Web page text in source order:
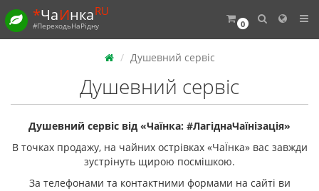
0
*ЧаИнкаRU
#ПереходьНаРідну
Душевний сервіс
Душевний сервіс
Душевний сервіс від «Чаїнка: #ЛагіднаЧаїнізація»
В точках продажу, на чайних острівках «ЧаЇнка» вас завжди
зустрінуть щирою посмішкою.
За телефонами та контактними формами на сайті ви